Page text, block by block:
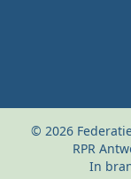
© 2026
RPR
In